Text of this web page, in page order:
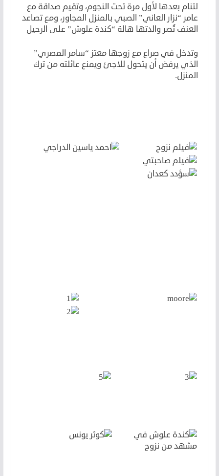
لتنام بعدها لأول مرة تحت النجوم، وتقيم صداقة مع
عامر “نزار العاني” الصبي بالمنزل المجاور، ومع تصاعد
العنف تُصر والدتها هالة “كندة علوش” على الرحيل
وتدخل في صراع مع زوجها معتز “سامر المصري”
الذي يرفض أن يتحول للاجئ ويمنع عائلته من ترك
المنزل.